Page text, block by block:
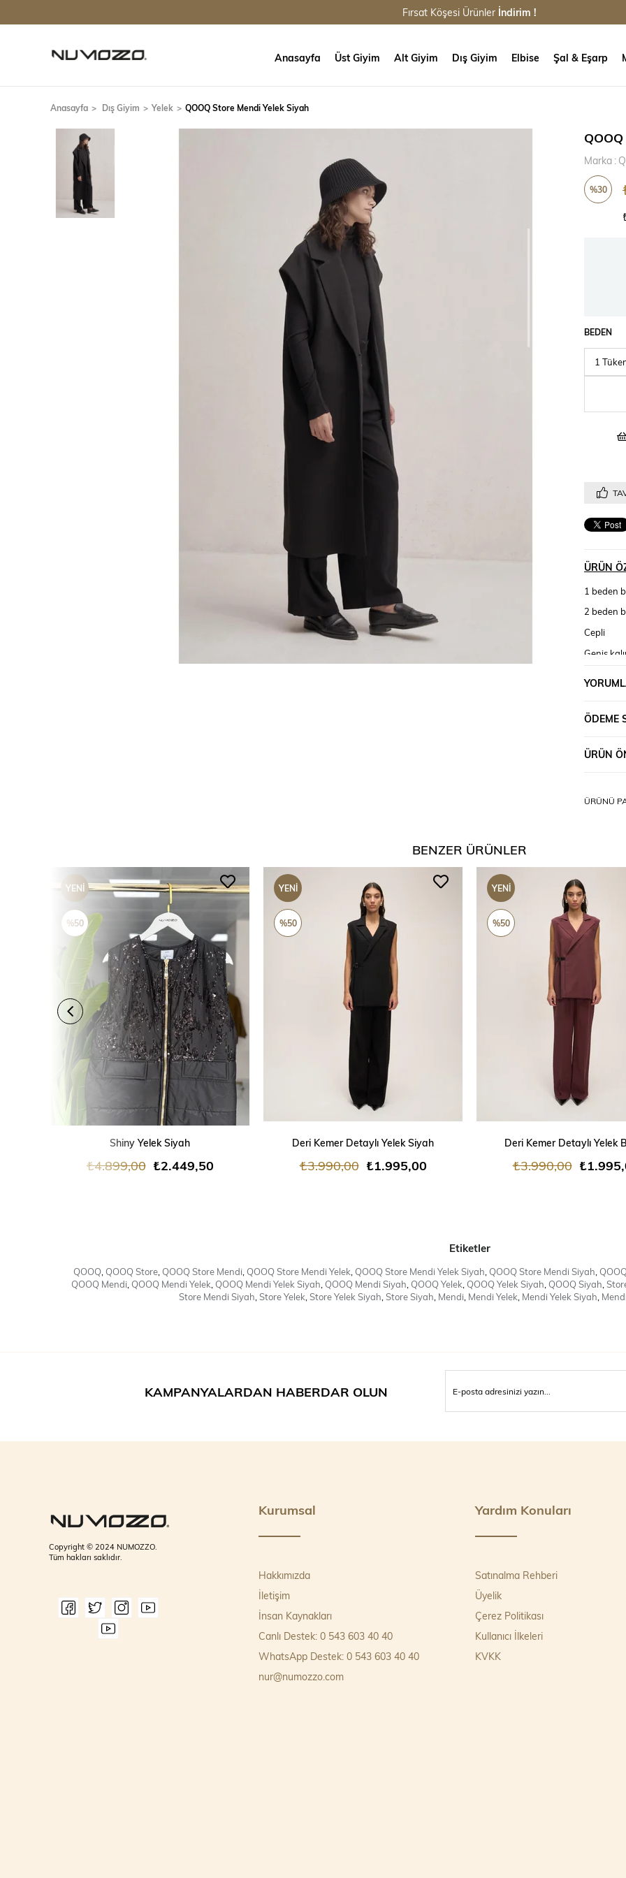
Fırsat Köşesi Ürünler İndirim !
Anasayfa Üst Giyim Alt Giyim Dış Giyim Elbise Şal & Eşarp
Anasayfa Dış Giyim Yelek QOOQ Store Mendi Yelek Siyah
Marka :
%30
BEDEN
ÜRÜN
1 beden
2 beden
Cepli
Geniş
2 beden
ÖDEME
ÜRÜN
ÜRÜNÜ
BENZER ÜRÜNLER
SEPETE EKLE
Shiny Yelek Siyah
₺2.449,50
₺4.899,00
YENI
ÜRÜN
%50
SEPETE EKLE
Deri Kemer Detaylı Yelek Siyah
₺1.995,00
₺3.990,00
YENI
ÜRÜN
%50
SEPETE EKLE
Deri Kemer Detaylı Yelek
₺3.990,00
YENI
ÜRÜN
%50
Etiketler
QOOQ, QOOQ Store, QOOQ Store Mendi, QOOQ Store Mendi Yelek QOOQ Store Mendi Yelek Siyah QOOQ Store Mendi Siyah
QOOQ Mendi QOOQ Mendi Yelek QOOQ Mendi Yelek Siyah QOOQ Mendi Siyah QOOQ Yelek QOOQ Yelek Siyah QOOQ Siyah
Store Mendi Siyah Store Yelek Store Yelek Siyah Store Siyah Mendi, Mendi Yelek Mendi Yelek Siyah
KAMPANYALARDAN HABERDAR OLUN
Kurumsal
Hakkımızda
İletişim
İnsan Kaynakları
Canlı Destek: 0 543 603 40 40
WhatsApp Destek: 0 543 603 40 40
nur@numozzo.com
Yardım Konuları
Satınalma Rehberi
Üyelik
Çerez Politikası
Kullanıcı İlkeleri
KVKK
Copyright © 2024 NUMOZZO.
Tüm hakları saklıdır.